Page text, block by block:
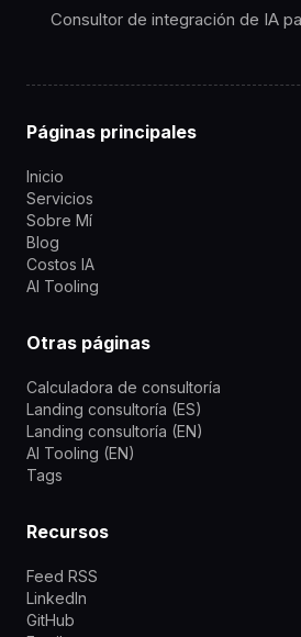
Consultor de integración de IA
Páginas principales
Inicio
Servicios
Sobre Mí
Blog
Costos IA
AI Tooling
Otras páginas
Calculadora de consultoría
Landing consultoría (ES)
Landing consultoría (EN)
AI Tooling (EN)
Tags
Recursos
Feed RSS
LinkedIn
GitHub